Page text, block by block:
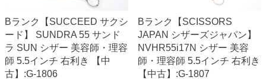
Bランク【SUCCEED サクシ
ード】 SUNDRA 55 サンド
ラ SUN シザー 美容師・理容
師 5.5インチ 右利き 【中
古】:G-1806
Bランク【SCISSORS
JAPAN シザーズジャパン】
NVHR55i17N シザー 美容
師・理容師 5.5インチ 右利き
【中古】:G-1807